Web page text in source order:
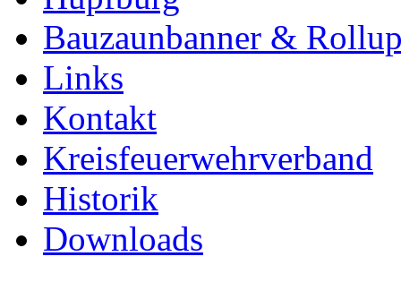
Bauzaunbanner &
Links
Kontakt
Kreisfeuerwehrverband
Historik
Downloads